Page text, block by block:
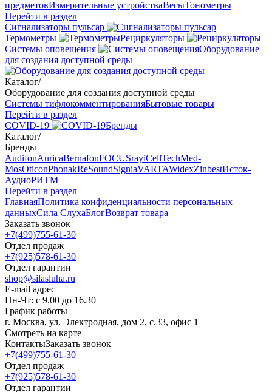
предметовИзмерительные устройстваВесыТонометры
Перейти в раздел
Сигнализаторы пульсар
Термометры
Рециркуляторы
Cистемы оповещения
Оборудование
для создания доступной среды
Каталог/
Оборудование для создания доступной среды
Системы тифлокомментированияБытовые товары
Перейти в раздел
COVID-19
Бренды
Каталог/
Бренды
AudifonAuricaBernafonFOCUSrayiCellTechMed-
MosOticonPhonakReSoundSigniaVARTAWidexZinbestИсток-
АудиоРИТМ
Перейти в раздел
ГлавнаяПолитика конфиденциальности персональных
данныхСила СлухаБлогВозврат товара
Заказать звонок
+7(499)755-61-30
Отдел продаж
+7(925)578-61-30
Отдел гарантии
shop@silasluha.ru
E-mail адрес
Пн-Чт: с 9.00 до 16.30
График работы
г. Москва, ул. Электродная, дом 2, с.33, офис 1
Смотреть на карте
КонтактыЗаказать звонок
+7(499)755-61-30
Отдел продаж
+7(925)578-61-30
Отдел гарантии